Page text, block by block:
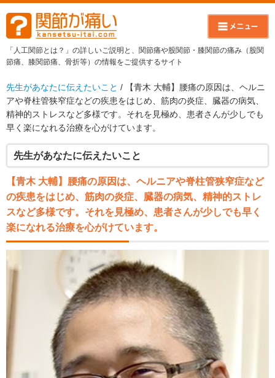
「人工関節とは？」の詳しいご説明と、関節痛や股関節・膝関節の痛み（股関
節痛、膝関節痛、骨折等）の情報をご提供するサイト
先生があなたに伝えたいこと / 【青木 大輔】腰痛の原因は、ヘルニ
アや脊柱管狭窄症などの疾患をはじめ、筋肉の炎症、臓器の病気、
精神的ストレスなど多様です。それを見極め、患者さんが少しでも
早く楽になれる治療を心がけています。
先生があなたに伝えたいこと
【青木 大輔】腰痛の原因は、ヘルニアや脊柱管狭窄症など
の疾患をはじめ、筋肉の炎症、臓器の病気、精神的ストレ
スなど多様です。それを見極め、患者さんが少しでも早く
楽になれる治療を心がけています。